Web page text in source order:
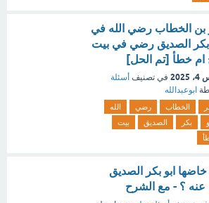
بن الخطاب رضي الله في
بكر الصديق رضي في بيت
ام خطأ [تم الحل]
في تصنيف أسئلة
ابوعبدالله
الخطاب رضي
الله
بكر الصديق
بيت
ابو بكر الصديق
عنه ؟ - مع الشرح